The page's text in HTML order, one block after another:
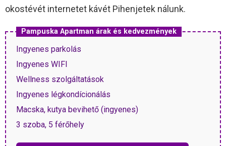
okostévét internetet kávét Pihenjetek nálunk.
Pampuska Apartman árak és kedvezmények
Ingyenes parkolás
Ingyenes WIFI
Wellness szolgáltatások
Ingyenes légkondícionálás
Macska, kutya bevihető (ingyenes)
3 szoba, 5 férőhely